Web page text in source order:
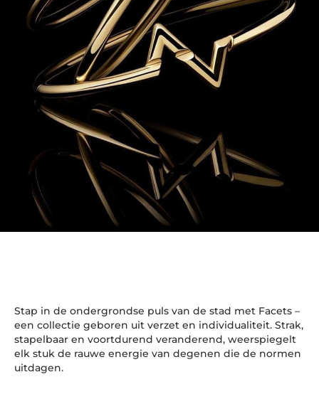
Stap in de ondergrondse puls van de stad met Facets –
een collectie geboren uit verzet en individualiteit. Strak,
stapelbaar en voortdurend veranderend, weerspiegelt
elk stuk de rauwe energie van degenen die de normen
uitdagen.